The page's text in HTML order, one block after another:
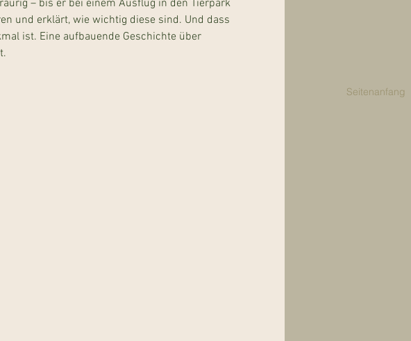
Seitenanfang
– bis er bei einem Ausflug in den Tierpark
und erklärt, wie wichtig diese sind. Und dass
ist. Eine aufbauende Geschichte über